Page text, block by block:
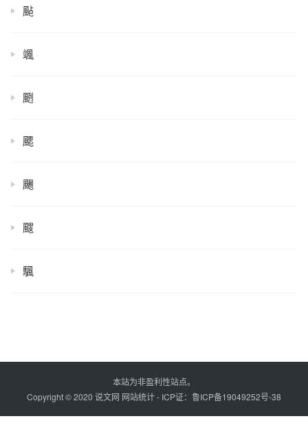
颭
颯
颲
颸
颺
颼
颿
本站为非盈利性站点。
Copyright © 2020 说文网 网站统计- ICP证： 鲁ICP备19049252号-38